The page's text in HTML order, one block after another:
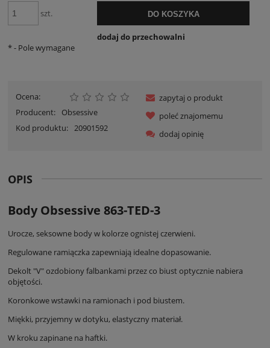
szt. DO KOSZYKA
dodaj do przechowalni
*- Pole wymagane
Ocena:
Producent:
Obsessive
Kod produktu: 20901592
zapytaj o produkt
poleć znajomemu
dodaj opinię
OPIS
Body Obsessive 863-TED-3
Urocze, seksowne body w kolorze ognistej czerwieni.
Regulowane ramiączka zapewniają idealne dopasowanie.
Dekolt "V" ozdobiony falbankami przez co biust optycznie nabiera
objętości.
Koronkowe wstawki na ramionach i pod biustem.
Miękki, przyjemny w dotyku, elastyczny materiał.
W kroku zapinane na haftki.